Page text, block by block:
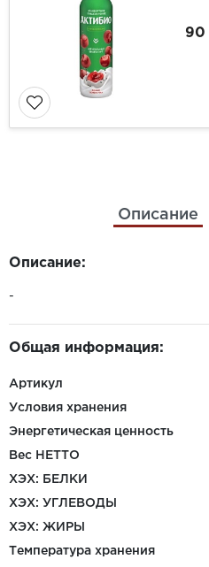
90
Описание
Описание:
-
Общая информация:
Артикул
Условия хранения
Энергетическая ценность
Вес НЕТТО
ХЭХ: БЕЛКИ
ХЭХ: УГЛЕВОДЫ
ХЭХ: ЖИРЫ
Температура хранения